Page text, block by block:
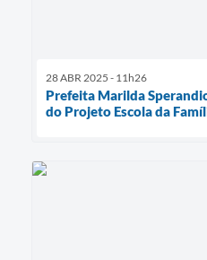
28 ABR 2025 - 11h26
Prefeita Marilda
do Projeto Escola da